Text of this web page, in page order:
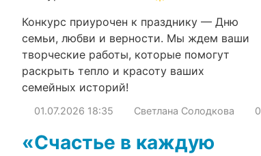
Конкурс приурочен к празднику — Дню
семьи, любви и верности. Мы ждем ваши
творческие работы, которые помогут
раскрыть тепло и красоту ваших
семейных историй!
01.07.2026 18:35 Светлана Солодкова 0
«Счастье в каждую